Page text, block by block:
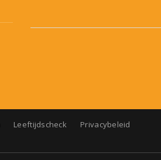
Leeftijdscheck
Privacybeleid